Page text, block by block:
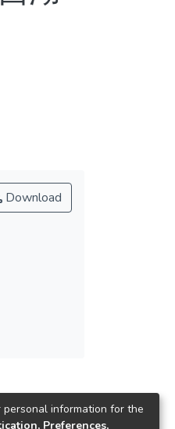
Download
information for the
Preferences,